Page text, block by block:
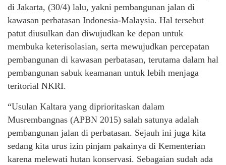
di Jakarta, (30/4) lalu, yakni pembangunan jalan di
kawasan perbatasan Indonesia-Malaysia. Hal tersebut
patut diusulkan dan diwujudkan ke depan untuk
membuka keterisolasian, serta mewujudkan percepatan
pembangunan di kawasan perbatasan, terutama dalam hal
pembangunan sabuk keamanan untuk lebih menjaga
teritorial NKRI.
“Usulan Kaltara yang diprioritaskan dalam
Musrembangnas (APBN 2015) salah satunya adalah
pembangunan jalan di perbatasan. Sejauh ini juga kita
sedang kita urus izin pinjam pakainya di Kementerian
karena melewati hutan konservasi. Sebagaian sudah ada